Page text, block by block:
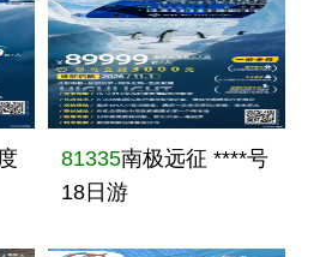
81335南极远征 ****号
18日游